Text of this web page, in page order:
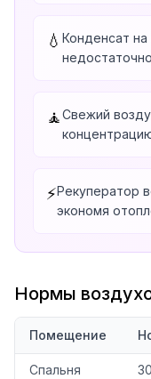
💧 Конденсат
🧘Свежий
⚡Рекуператор
экономя
Нормы
Помещение
Спальня